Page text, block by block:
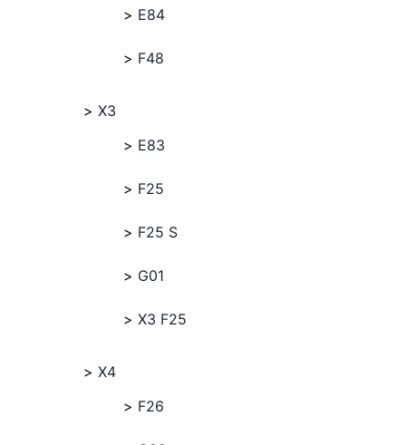
E84
F48
X3
E83
F25
F25 S
G01
X3 F25
X4
F26